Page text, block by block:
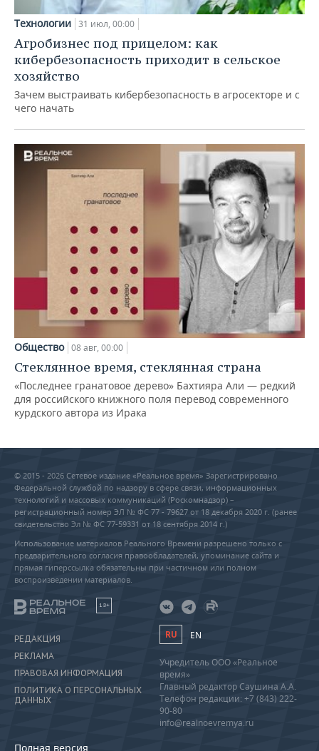
Технологии 31 июл, 00:00
Агробизнес под прицелом: как
кибербезопасность приходит в сельское
хозяйство
Зачем выстраивать кибербезопасность в агросекторе и с
чего начать
Общество 08 авг, 00:00
Стеклянное время, стеклянная страна
«Последнее гранатовое дерево» Бахтияра Али — редкий
для российского книжного поля перевод современного
курдского автора из Ирака
© 2015 - 2026 Сетевое издание «Реальное время» Зарегистрировано
Федеральной службой по надзору в сфере связи, информационных
технологий и массовых коммуникаций (Роскомнадзор) –
регистрационный номер ЭЛ № ФС 77 - 79627 от 18 декабря 2020 г. (ранее
свидетельство Эл № ФС 77-59331 от 18 сентября 2014 г.)
Использование материалов Реального Времени разрешено только с
предварительного согласия правообладателей, упоминание сайта и
прямая гиперссылка обязательны при частичном или полном
воспроизведении материалов.
18+
РЕДАКЦИЯ
РЕКЛАМА
ПРАВОВАЯ ИНФОРМАЦИЯ
ПОЛИТИКА О ПЕРСОНАЛЬНЫХ
ДАННЫХ
Полная версия
RU EN
Учредитель ООО «Реальное
время»
Главный редактор Саушина А.А.
Телефон редакции: +7 (843) 222-
90-80
info@realnoevremya.ru